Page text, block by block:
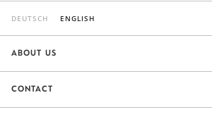
DEUTSCH ENGLISH
ABOUT US
CONTACT